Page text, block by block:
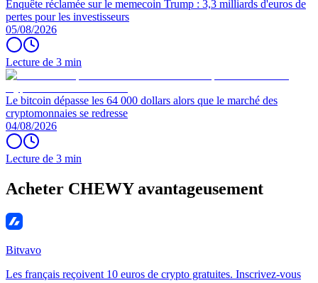
Enquête réclamée sur le memecoin Trump : 3,3 milliards d'euros de
pertes pour les investisseurs
05/08/2026
Lecture de 3 min
Le bitcoin dépasse les 64 000 dollars alors que le marché des
cryptomonnaies se redresse
04/08/2026
Lecture de 3 min
Acheter CHEWY avantageusement
Bitvavo
Les français reçoivent 10 euros de crypto gratuites. Inscrivez-vous